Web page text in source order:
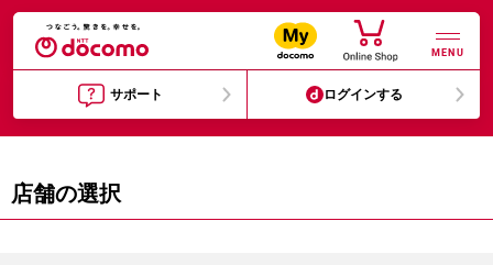
MENU
サポート ログインする
店舗の選択